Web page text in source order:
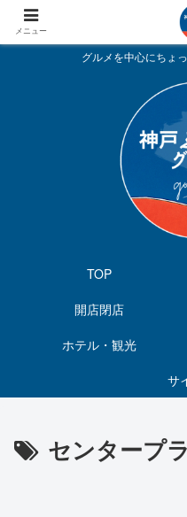
グルメを中心にちょ
TOP
開店閉店
ホテル・観光
サ
センタープ
メニュー